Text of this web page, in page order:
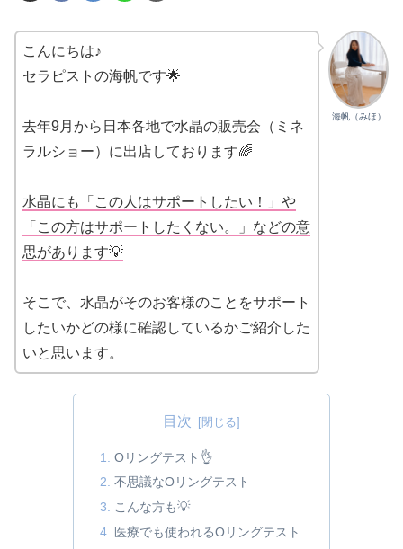
海帆（みほ）
こんにちは♪
セラピストの海帆です🌟
去年9月から日本各地で水晶の販売会（ミネ
ラルショー）に出店しております🌈
水晶にも「この人はサポートしたい！」や
「この方はサポートしたくない。」などの意
思があります💡
そこで、水晶がそのお客様のことをサポート
したいかどの様に確認しているかご紹介した
いと思います。
目次
Oリングテスト👌
不思議なOリングテスト
こんな方も💡
医療でも使われるOリングテスト